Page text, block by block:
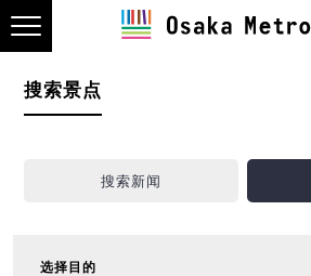
搜索景点
搜索新闻
选择目的